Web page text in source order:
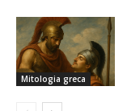
Mitologia greca